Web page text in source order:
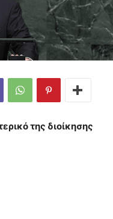
της διοίκησης